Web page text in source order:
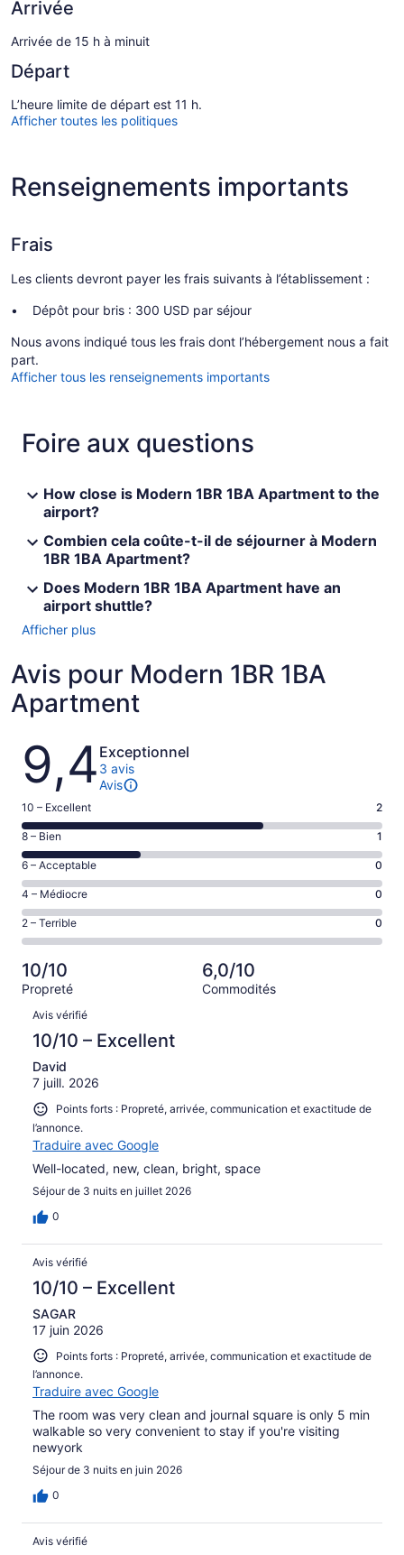
Arrivée
Arrivée de 15 h à minuit
Départ
L’heure limite de départ est 11 h.
Afficher toutes les politiques
Renseignements importants
Frais
Les clients devront payer les frais suivants à l’établissement :
Dépôt pour bris : 300 USD par séjour
Nous avons indiqué tous les frais dont l’hébergement nous a fait
part.
Afficher tous les renseignements importants
Foire aux questions
How close is Modern 1BR 1BA Apartment to the
airport?
Combien cela coûte-t-il de séjourner à Modern
1BR 1BA Apartment?
Does Modern 1BR 1BA Apartment have an
airport shuttle?
Afficher plus
Avis pour Modern 1BR 1BA
Apartment
Avis
9,4 Exceptionnel
3 avis
Avis
Note
de 10
–
Excellent,
d’après
2 avis
sur 3.
10 – Excellent 2
Note
de 8
–
Bien,
d’après
1 avis
sur 3.
8 – Bien 1
Note
de 6
–
Acceptable,
d’après
sur 3.
6 – Acceptable 0
Note
de 4
–
Médiocre,
d’après
0 avis
4 – Médiocre 0
Note
de 2
–
Terrible,
d’après
0 avis
sur 3.
2 – Terrible 0
10/10
Propreté
6,0/10
Commodités
Avis
Avis vérifié
10/10 – Excellent
David
7 juill. 2026
Points forts : Propreté, arrivée, communication et exactitude de
l’annonce.
Traduire avec Google
Well-located, new, clean, bright, space
Séjour de 3 nuits en juillet 2026
0
Avis vérifié
10/10 – Excellent
SAGAR
17 juin 2026
Points forts : Propreté, arrivée, communication et exactitude de
l’annonce.
Traduire avec Google
The room was very clean and journal square is only 5 min
walkable so very convenient to stay if you're visiting
newyork
Séjour de 3 nuits en juin 2026
0
Avis vérifié